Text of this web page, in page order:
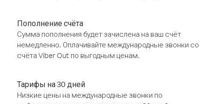
Пополнение счёта
Сумма пополнения будет зачислена на ваш счёт
немедленно. Оплачивайте международные звонки со
счёта Viber Out по выгодным ценам.
Тарифы на 30 дней
Низкие цены на международные звонки по